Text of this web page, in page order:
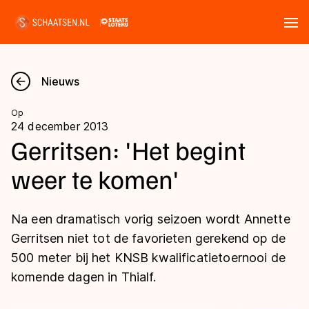
Nieuws
Kalender
Disciplines
Langebaan
Shorttrack
Inlineskaten
Uitslagen
Langebaan
Shorttrack
Tijden & historie
Nieuws
Op
24 december 2013
Gerritsen: 'Het begint
weer te komen'
Na een dramatisch vorig seizoen wordt Annette
Gerritsen niet tot de favorieten gerekend op de
500 meter bij het KNSB kwalificatietoernooi de
komende dagen in Thialf.